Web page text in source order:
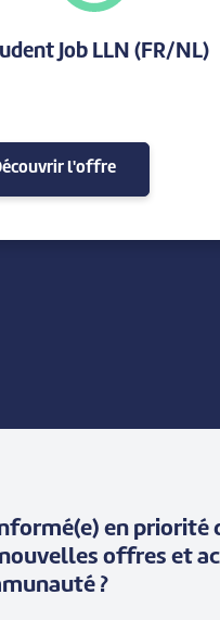
Job LLN (FR/NL)
l'offre
en priorité
offres et
?